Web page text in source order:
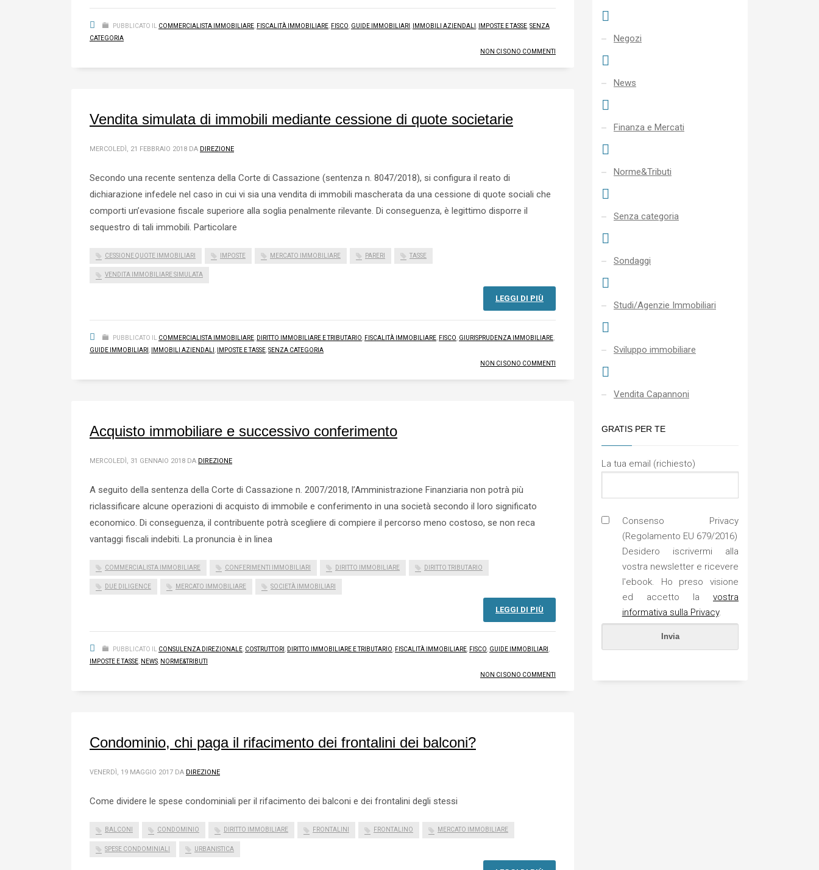
PUBBLICATO IL COMMERCIALISTA IMMOBILIARE FISCALITÀ IMMOBILIARE FISCO GUIDE IMMOBILIARI IMMOBILI AZIENDALI IMPOSTE E TASSE SENZA
CATEGORIA
NON CI SONO COMMENTI
Vendita simulata di immobili mediante cessione di quote societarie
MERCOLEDÌ, 21 FEBBRAIO 2018 DA DIREZIONE
Secondo una recente sentenza della Corte di Cassazione (sentenza n. 8047/2018), si configura il reato di
dichiarazione infedele nel caso in cui vi sia una vendita di immobili mascherata da una cessione di quote sociali che
comporti un’evasione fiscale superiore alla soglia penalmente rilevante. Di conseguenza, è legittimo disporre il
sequestro di tali immobili. Particolare
CESSIONE QUOTE IMMOBILIARI IMPOSTE MERCATO IMMOBILIARE PARERI TASSE
VENDITA IMMOBILIARE SIMULATA
LEGGI DI PIÙ
PUBBLICATO IL COMMERCIALISTA IMMOBILIARE DIRITTO IMMOBILIARE E TRIBUTARIO FISCALITÀ IMMOBILIARE FISCO GIURISPRUDENZA IMMOBILIARE
GUIDE IMMOBILIARI
IMMOBILI AZIENDALI IMPOSTE E TASSE SENZA CATEGORIA
NON CI SONO COMMENTI
Acquisto immobiliare e successivo conferimento
MERCOLEDÌ, 31 GENNAIO 2018 DA DIREZIONE
A seguito della sentenza della Corte di Cassazione n. 2007/2018, l’Amministrazione Finanziaria non potrà più
riclassificare alcune operazioni di acquisto di immobile e conferimento in una società secondo il loro significato
economico. Di conseguenza, il contribuente potrà scegliere di compiere il percorso meno costoso, se non reca
vantaggi fiscali indebiti. La pronuncia è in linea
COMMERCIALISTA IMMOBILIARE CONFERIMENTI IMMOBILIARI DIRITTO IMMOBILIARE DIRITTO TRIBUTARIO
DUE DILIGENCE MERCATO IMMOBILIARE SOCIETÀ IMMOBILIARI
LEGGI DI PIÙ
PUBBLICATO IL CONSULENZA DIREZIONALE, COSTRUTTORI , DIRITTO IMMOBILIARE E TRIBUTARIO, FISCALITÀ IMMOBILIARE, FISCO, GUIDE IMMOBILIARI ,
IMPOSTE E TASSE, NEWS, NORME&TRIBUTI
NON CI SONO COMMENTI
Condominio, chi paga il rifacimento dei frontalini dei balconi?
VENERDÌ, 19 MAGGIO 2017 DA DIREZIONE
Come dividere le spese condominiali per il rifacimento dei balconi e dei frontalini degli stessi
BALCONI CONDOMINIO DIRITTO IMMOBILIARE FRONTALINI FRONTALINO MERCATO IMMOBILIARE
SPESE CONDOMINIALI URBANISTICA
Negozi
News
Finanza e Mercati
Norme&Tributi
Senza categoria
Sondaggi
Studi/Agenzie Immobiliari
Sviluppo immobiliare
Vendita Capannoni
GRATIS PER TE
La tua email (richiesto)
Consenso Privacy
(Regolamento EU 679/2016)
Desidero iscrivermi alla
vostra newsletter e ricevere
l'ebook. Ho preso visione
ed accetto la vostra
informativa sulla Privacy.